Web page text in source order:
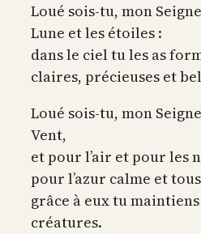
Loué sois-tu, mon
Lune et les étoiles :
dans le ciel tu les as
claires, précieuses et
Loué sois-tu, mon
Vent,
et pour l’air et pour les
pour l’azur calme et
grâce à eux tu
créatures.